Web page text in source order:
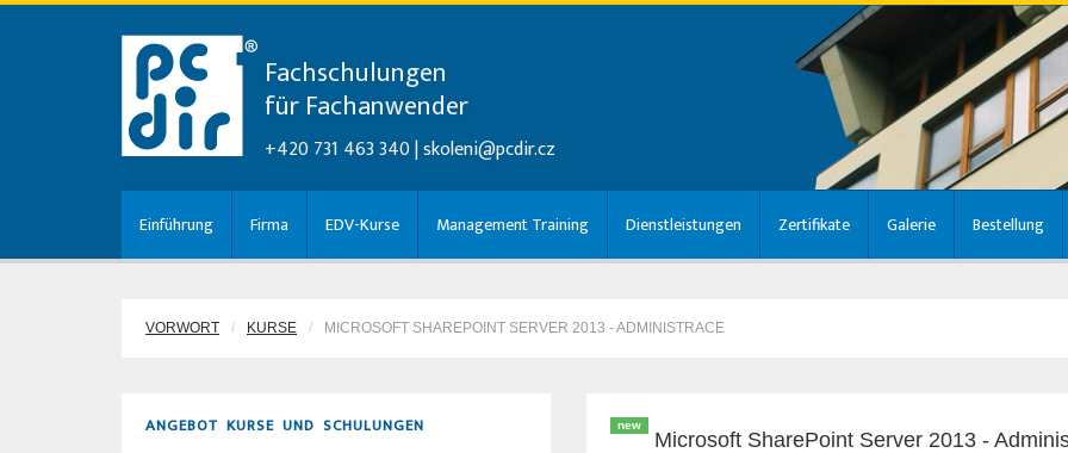
Fachschulungen
für Fachanwender
+420 731 463 340 |skoleni@pcdir.cz
Einführung Firma EDV-Kurse Management Training Dienstleistungen Zertifikate Galerie Bestellung
VORWORT KURSE MICROSOFT SHAREPOINT SERVER 2013 - ADMINISTRACE
ANGEBOT KURSE UND SCHULUNGEN new
Microsoft SharePoint Server 2013 -